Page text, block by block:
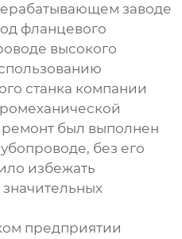
заводе
фланцевого
высокого
станка компании
был выполнен
без его
избежать
предприятии